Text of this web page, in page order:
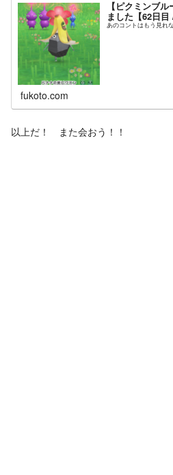
【ピクミンブ
ました【62日目
あのコントはもう見れ
fukoto.com
以上だ！ また会おう！！